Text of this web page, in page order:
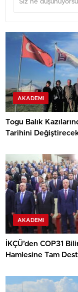
AKADEMI
Togu Balık
Tarihini
AKADEMI
İKÇÜ’den COP31
Hamlesine Tam